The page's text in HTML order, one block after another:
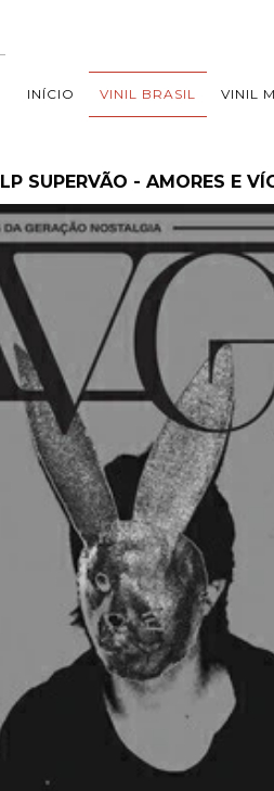
INÍCIO VINIL BRASIL VINIL
LP SUPERVÃO - AMORES E